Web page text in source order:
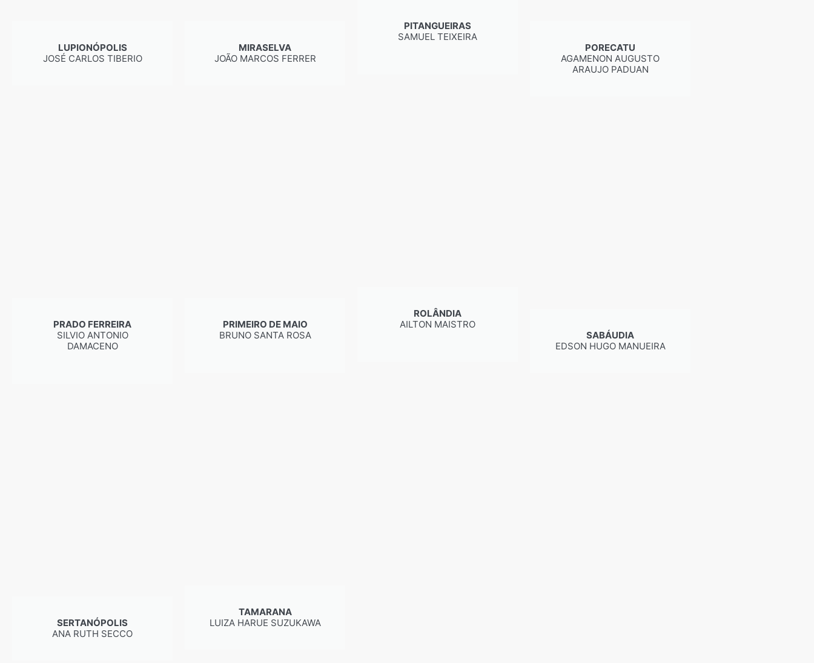
LUPIONÓPOLIS
JOSÉ CARLOS TIBERIO
PRADO FERREIRA
SILVIO ANTONIO
DAMACENO
SERTANÓPOLIS
ANA RUTH SECCO
MIRASELVA
JOÃO MARCOS FERRER
PRIMEIRO DE MAIO
BRUNO SANTA ROSA
TAMARANA
LUIZA HARUE SUZUKAWA
PITANGUEIRAS
SAMUEL TEIXEIRA
ROLÂNDIA
AILTON MAISTRO
PORECATU
AGAMENON AUGUSTO
ARAUJO PADUAN
SABÁUDIA
EDSON HUGO MANUEIRA